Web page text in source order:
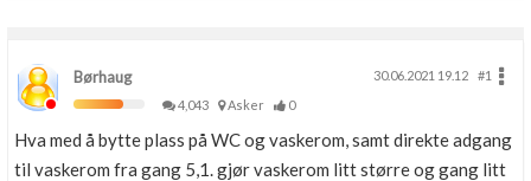
Børhaug 30.06.2021 19.12
#1
4,043
Asker 0
Hva med å bytte plass på WC og vaskerom, samt direkte adgang
til vaskerom fra gang 5,1. gjør vaskerom litt større og gang litt